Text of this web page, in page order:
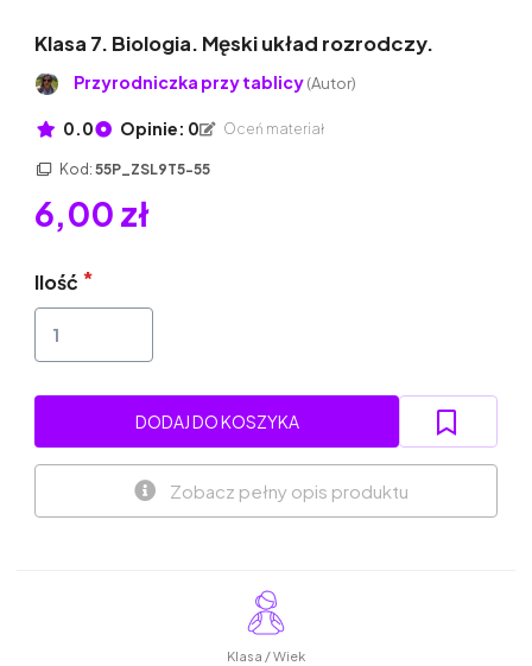
Klasa 7. Biologia. Męski układ rozrodczy.
Przyrodniczka przy tablicy(Autor)
0.0 Opinie: 0 Oceń materiał
Kod: 55P_ZSL9T5-55
6,00 zł
Ilość
DODAJ DO KOSZYKA
Zobacz pełny opis produktu
Klasa / Wiek